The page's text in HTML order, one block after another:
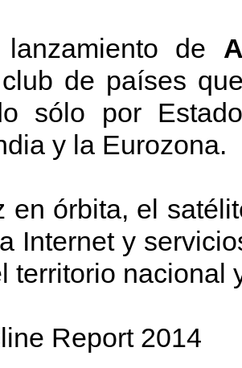
de
de países
sólo por
y la Eurozona.
en órbita, el
Internet y
territorio nacional
Report 2014